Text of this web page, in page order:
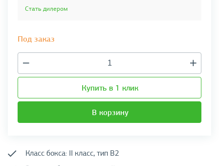
Стать дилером
Под заказ
Купить в 1 клик
В корзину
Класс бокса: II класс, тип B2